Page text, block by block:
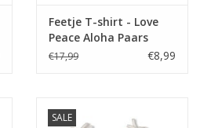
Feetje T-shirt - Love
Peace Aloha Paars
€17,99 €8,99
SALE